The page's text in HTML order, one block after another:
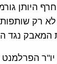
היותן
רק
המאבק נגד
יו"ר